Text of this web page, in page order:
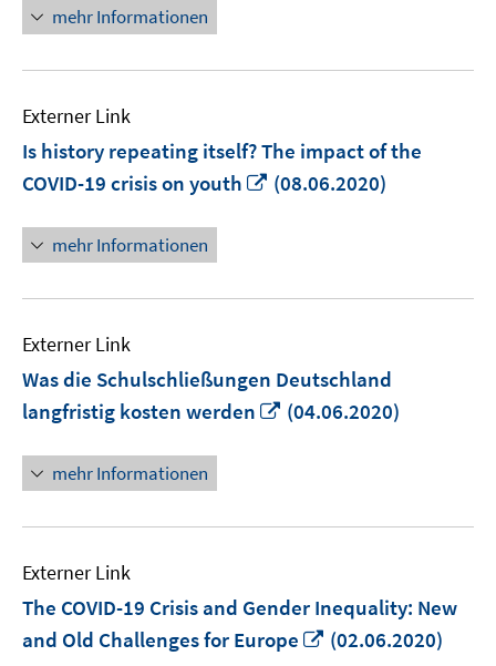
mehr Informationen
Externer Link
Is history repeating itself? The impact of the
COVID-19 crisis on youth
In
(08.06.2020)
mehr Informationen
Externer Link
Was die Schulschließungen Deutschland
langfristig kosten werden
In
(04.06.2020)
mehr Informationen
Externer Link
The COVID-19 Crisis and Gender Inequality: New
and Old Challenges for Europe
In
(02.06.2020)